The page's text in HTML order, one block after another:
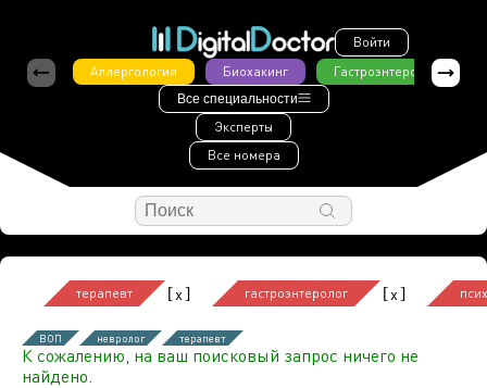
Войти
Аллергология
Биохакинг Гастроэнтерология
Все специальности
Эксперты
Все номера
терапевт [x] гастроэнтеролог [x]
ВОП невролог терапевт
К сожалению, на ваш поисковый запрос ничего не
найдено.